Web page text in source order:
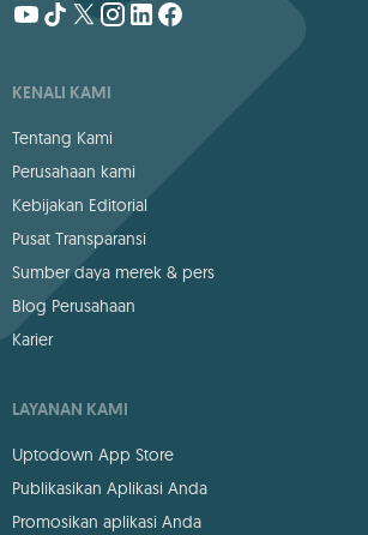
KENALI KAMI
Tentang Kami
Perusahaan kami
Kebijakan Editorial
Pusat Transparansi
Sumber daya merek & pers
Blog Perusahaan
Karier
LAYANAN KAMI
Uptodown App Store
Publikasikan Aplikasi Anda
Promosikan aplikasi Anda